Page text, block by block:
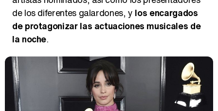
de los diferentes galardones, y los encargados
de protagonizar las actuaciones musicales de
la noche.